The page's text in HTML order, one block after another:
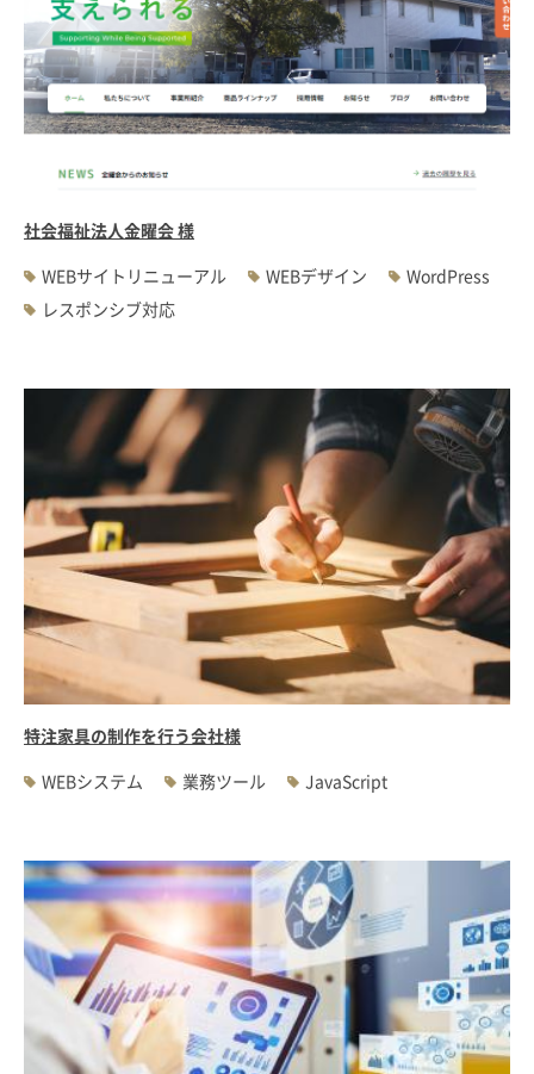
社会福祉法人金曜会 様
WEBサイトリニューアル
WEBデザイン
WordPress
レスポンシブ対応
特注家具の制作を行う会社様
WEBシステム
業務ツール JavaScript